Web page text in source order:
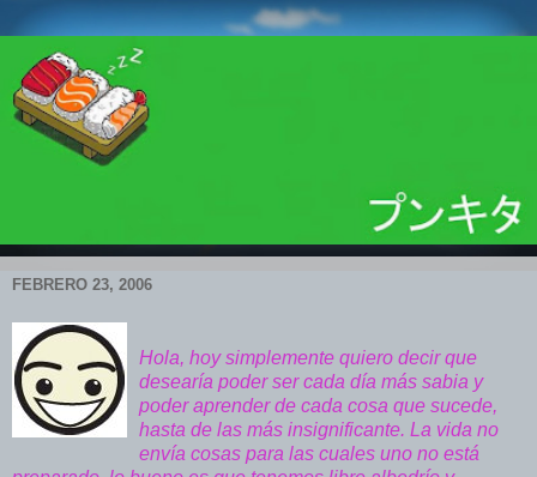
FEBRERO 23, 2006
Hola, hoy simplemente quiero decir que
desearía poder ser cada día más sabia y
poder aprender de cada cosa que sucede,
hasta de las más insignificante. La vida no
envía cosas para las cuales uno no está